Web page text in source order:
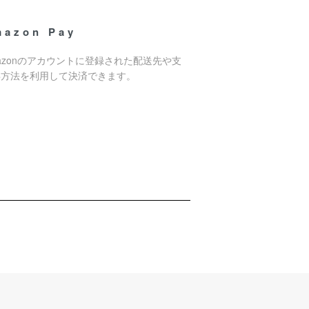
Pay
のアカウントに登録された配送先や支
法を利用して決済できます。